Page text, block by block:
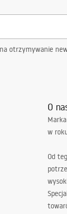
otrzymywanie
O
w
Od